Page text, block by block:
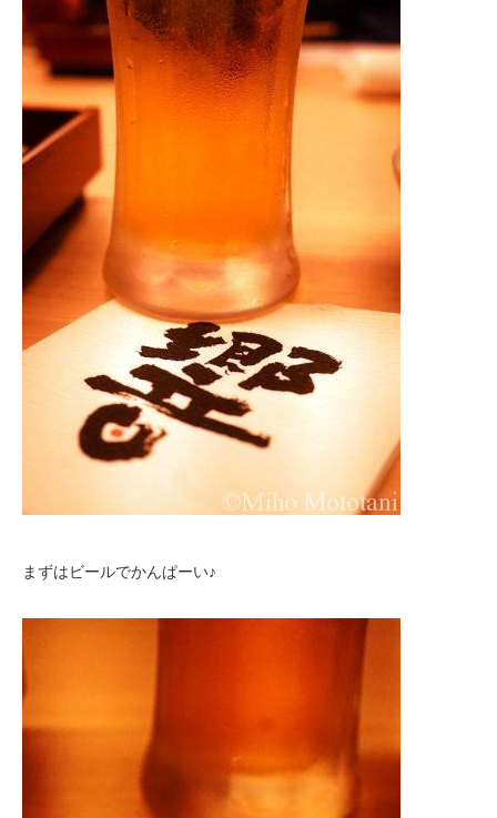
まずはビールでかんぱーい♪